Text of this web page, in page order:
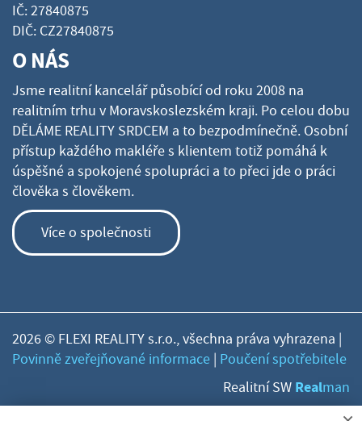
IČ: 27840875
DIČ: CZ27840875
O NÁS
Jsme realitní kancelář působící od roku 2008 na
realitním trhu v Moravskoslezském kraji. Po celou dobu
DĚLÁME REALITY SRDCEM a to bezpodmínečně. Osobní
přístup každého makléře s klientem totiž pomáhá k
úspěšné a spokojené spolupráci a to přeci jde o práci
člověka s člověkem.
Více o společnosti
2026 © FLEXI REALITY s.r.o., všechna práva vyhrazena |
Povinně zveřejňované informace | Poučení spotřebitele
Realitní SW Realman